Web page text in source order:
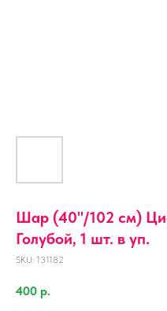
Шар (40''/102 см)
Голубой, 1 шт. в уп.
SKU: 131182
400 р.